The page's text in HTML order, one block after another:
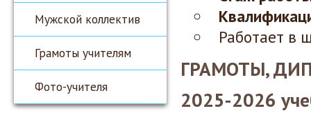
Мужской коллектив
Грамоты учителям
Фото-учителя
Работает в
ГРАМОТЫ,
2025-2026